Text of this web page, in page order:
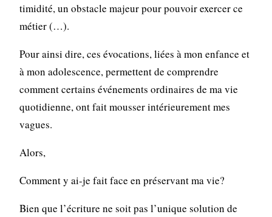
timidité, un obstacle majeur pour pouvoir exercer ce
métier (…).
Pour ainsi dire, ces évocations, liées à mon enfance et
à mon adolescence, permettent de comprendre
comment certains événements ordinaires de ma vie
quotidienne, ont fait mousser intérieurement mes
vagues.
Alors,
Comment y ai-je fait face en préservant ma vie?
Bien que l’écriture ne soit pas l’unique solution de